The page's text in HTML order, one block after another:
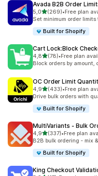
Avada B2B Order
5,0/ 5 tähteä
(269)
269 arvostelua yhteensä
•Free plan
Set minimum order
Built for Shopify
Cart Lock:Block
4,8/ 5 tähteä
(78)
78 arvostelua yhteensä
•Free plan
Block orders by
OC Order Limit
4,9/ 5 tähteä
(433)
433 arvostelua yhteensä
•Free plan
Drive bulk orders with
Built for Shopify
MultiVariants ‑ Bulk
4,9/ 5 tähteä
(337)
337 arvostelua yhteensä
•Free plan
B2B bulk ordering - mix
Built for Shopify
King Checkout